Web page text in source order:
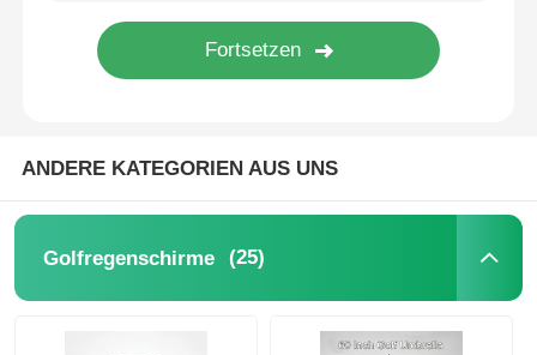
Kinderschirme
ANDERE KATEGORIEN AUS UNS
Golfregenschirme (25)